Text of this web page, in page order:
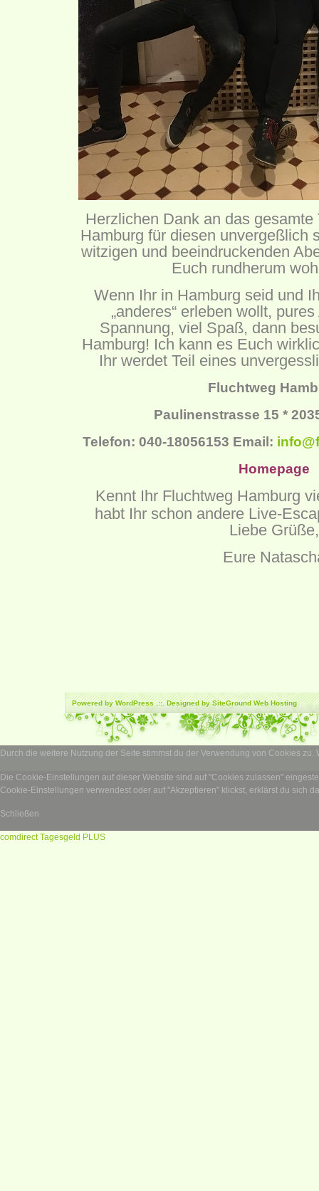
Herzlichen Dank an das gesamte
Hamburg für diesen unvergeßlich
witzigen und beeindruckenden
Euch rundherum
Wenn Ihr in Hamburg seid und
„anderes“ erleben wollt,
Spannung, viel Spaß, dann
Hamburg! Ich kann es Euch
Ihr werdet Teil eines
Fluchtweg
Paulinenstrasse 15 *
Telefon: 040-18056153 Email:
Homepage
Kennt Ihr Fluchtweg Hamburg
habt Ihr schon andere Live-
Liebe Grüße,
Eure
Powered byWordPress.::. Designed by SiteGroundWeb Hosting
Durch die weitere Nutzung der Seite stimmst du der Verwendung von Cookies zu.
Die Cookie-Einstellungen auf dieser Website sind auf "Cookies zulassen"
Cookie-Einstellungen verwendest oder auf "Akzeptieren" klickst, erklärst du sich
Schließen
comdirect Tagesgeld PLUS